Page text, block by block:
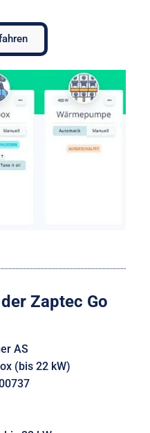
Zaptec Go
AS
(bis 22 kW)